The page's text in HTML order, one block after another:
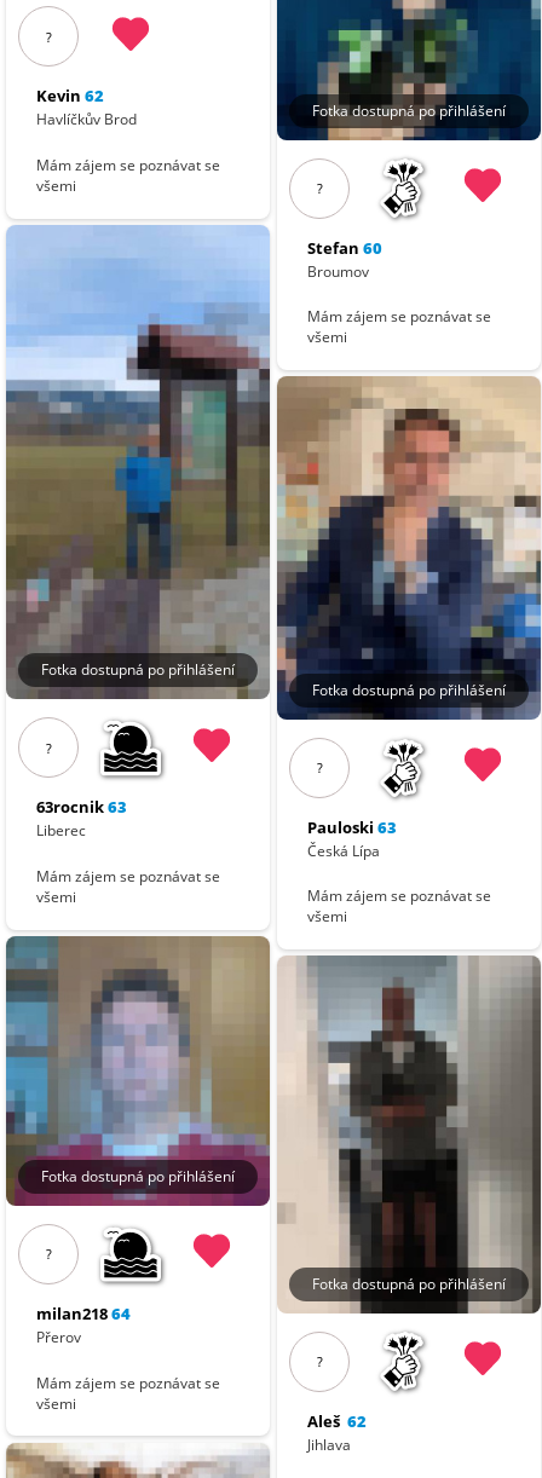
?
Kevin 62
Havlíčkův Brod
Mám zájem se poznávat se
všemi
Fotka dostupná po přihlášení
?
63rocnik63
Liberec
Mám zájem se poznávat se
všemi
Fotka dostupná po přihlášení
?
milan21864
Přerov
Mám zájem se poznávat se
všemi
Fotka dostupná po přihlášení
?
Stefan 60
Broumov
Mám zájem se poznávat se
všemi
Fotka dostupná po přihlášení
?
Pauloski 63
Česká Lípa
Mám zájem se poznávat se
všemi
Fotka dostupná po přihlášení
?
Aleš 62
Jihlava